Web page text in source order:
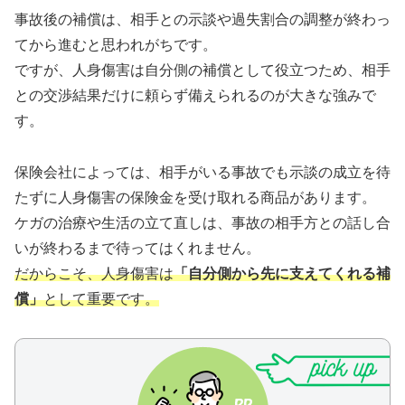
事故後の補償は、相手との示談や過失割合の調整が終わっ
てから進むと思われがちです。
ですが、人身傷害は自分側の補償として役立つため、相手
との交渉結果だけに頼らず備えられるのが大きな強みで
す。
保険会社によっては、相手がいる事故でも示談の成立を待
たずに人身傷害の保険金を受け取れる商品があります。
ケガの治療や生活の立て直しは、事故の相手方との話し合
いが終わるまで待ってはくれません。
だからこそ、人身傷害は「自分側から先に支えてくれる補
償」として重要です。